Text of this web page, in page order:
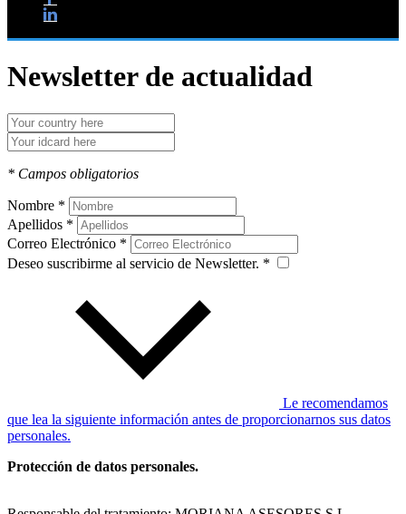
Newsletter de actualidad
* Campos obligatorios
Nombre *
Apellidos *
Correo Electrónico *
Deseo suscribirme al servicio de Newsletter. *
Le recomendamos
que lea la siguiente información antes de proporcionarnos sus datos
personales.
Protección de datos personales.